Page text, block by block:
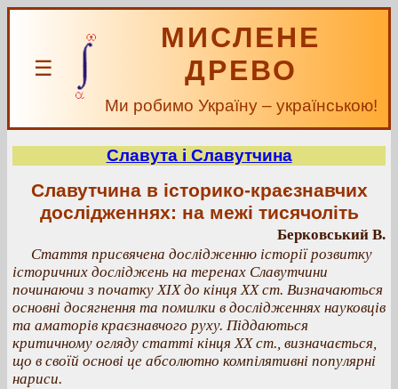
☰
МИСЛЕНЕ
ДРЕВО
Ми робимо Україну – українською!
Славута і Славутчина
Славутчина в історико-краєзнавчих
дослідженнях: на межі тисячоліть
Берковський В.
Стаття присвячена дослідженню історії розвитку
історичних досліджень на теренах Славутчини
починаючи з початку ХІХ до кінця ХХ ст. Визначаються
основні досягнення та помилки в дослідженнях науковців
та аматорів краєзнавчого руху. Піддаються
критичному огляду статті кінця ХХ ст., визначається,
що в своїй основі це абсолютно компілятивні популярні
нариси.